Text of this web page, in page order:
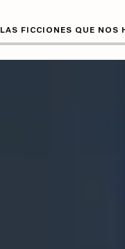
LAS FICCIONES QUE NOS